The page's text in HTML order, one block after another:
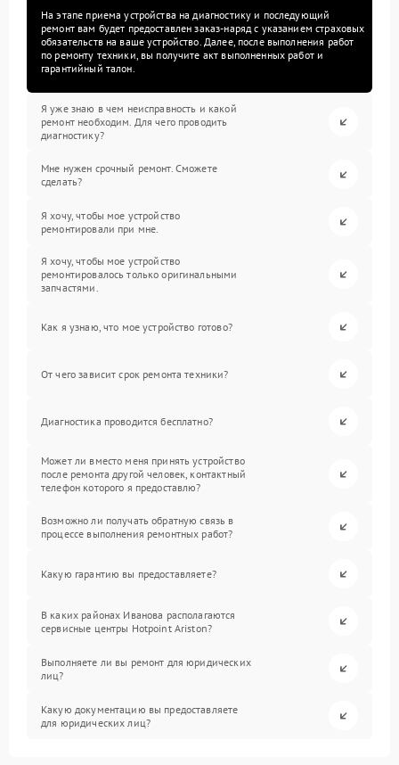
На этапе приема устройства на диагностику и последующий
ремонт вам будет предоставлен заказ-наряд с указанием страховых
обязательств на ваше устройство. Далее, после выполнения работ
по ремонту техники, вы получите акт выполненных работ и
гарантийный талон.
Я уже знаю в чем неисправность и какой
ремонт необходим. Для чего проводить
диагностику?
Мне нужен срочный ремонт. Сможете
сделать?
Я хочу, чтобы мое устройство
ремонтировали при мне.
Я хочу, чтобы мое устройство
ремонтировалось только оригинальными
запчастями.
Как я узнаю, что мое устройство готово?
От чего зависит срок ремонта техники?
Диагностика проводится бесплатно?
Может ли вместо меня принять устройство
после ремонта другой человек, контактный
телефон которого я предоставлю?
Возможно ли получать обратную связь в
процессе выполнения ремонтных работ?
Какую гарантию вы предоставляете?
В каких районах Иванова располагаются
сервисные центры Hotpoint Ariston?
Выполняете ли вы ремонт для юридических
лиц?
Какую документацию вы предоставляете
для юридических лиц?